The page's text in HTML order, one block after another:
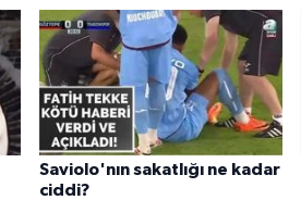
Saviolo'nın sakatlığı ne kadar
ciddi?